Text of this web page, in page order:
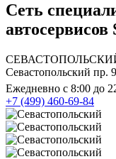
Сеть
Севастопольский пр.
Ежедневно с 8:00 до
+7 (499) 460-69-84